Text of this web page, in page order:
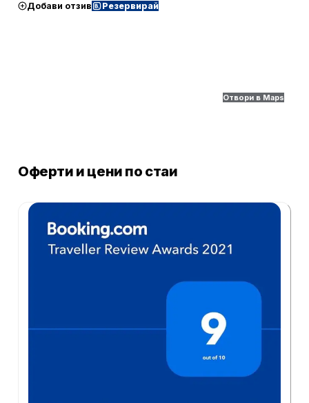
Добави отзив
Резервирай
Отвори в Maps
Оферти и цени по стаи